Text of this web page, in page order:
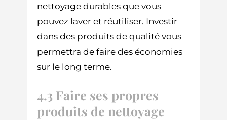
nettoyage durables que vous
pouvez laver et réutiliser. Investir
dans des produits de qualité vous
permettra de faire des économies
sur le long terme.
4.3 Faire ses propres
produits de nettoyage